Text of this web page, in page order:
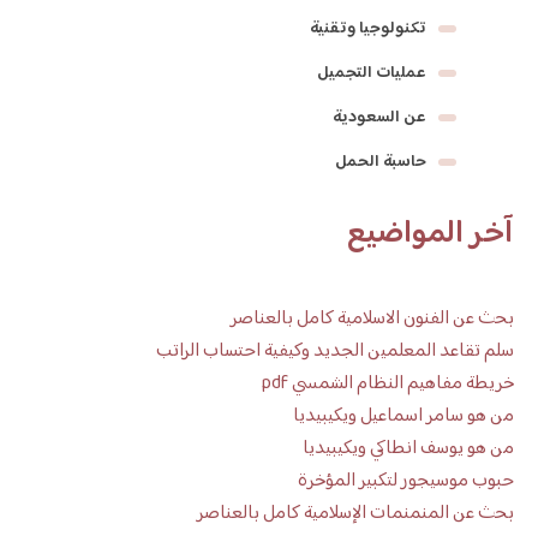
تكنولوجيا وتقنية
عمليات التجميل
عن السعودية
حاسبة الحمل
آخر المواضيع
بحث عن الفنون الاسلامية كامل بالعناصر
سلم تقاعد المعلمين الجديد وكيفية احتساب الراتب
خريطة مفاهيم النظام الشمسي pdf
من هو سامر اسماعيل ويكيبيديا
من هو يوسف انطاكي ويكيبيديا
حبوب موسيجور لتكبير المؤخرة
بحث عن المنمنمات الإسلامية كامل بالعناصر